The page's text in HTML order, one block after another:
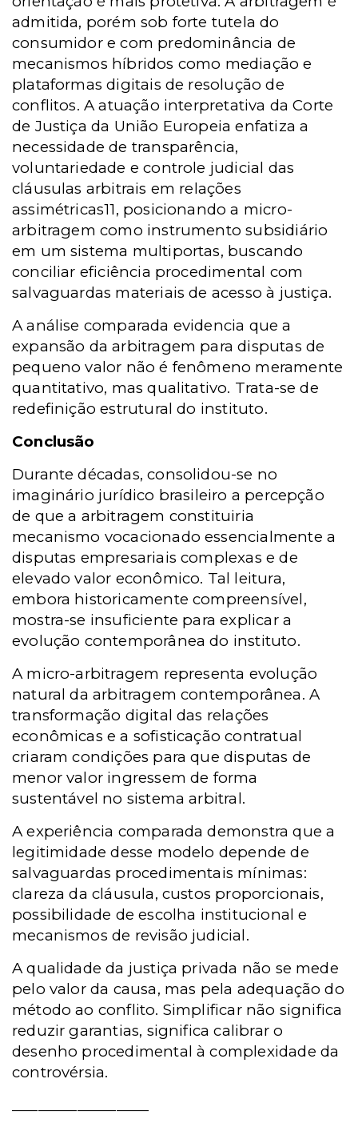
admitida, porém sob forte tutela do
consumidor e com predominância de
mecanismos híbridos como mediação e
plataformas digitais de resolução de
conflitos. A atuação interpretativa da Corte
de Justiça da União Europeia enfatiza a
necessidade de transparência,
voluntariedade e controle judicial das
cláusulas arbitrais em relações
assimétricas11, posicionando a micro-
arbitragem como instrumento subsidiário
em um sistema multiportas, buscando
conciliar eficiência procedimental com
salvaguardas materiais de acesso à justiça.
A análise comparada evidencia que a
expansão da arbitragem para disputas de
pequeno valor não é fenômeno meramente
quantitativo, mas qualitativo. Trata-se de
redefinição estrutural do instituto.
Conclusão
Durante décadas, consolidou-se no
imaginário jurídico brasileiro a percepção
de que a arbitragem constituiria
mecanismo vocacionado essencialmente a
disputas empresariais complexas e de
elevado valor econômico. Tal leitura,
embora historicamente compreensível,
mostra-se insuficiente para explicar a
evolução contemporânea do instituto.
A micro-arbitragem representa evolução
natural da arbitragem contemporânea. A
transformação digital das relações
econômicas e a sofisticação contratual
criaram condições para que disputas de
menor valor ingressem de forma
sustentável no sistema arbitral.
A experiência comparada demonstra que a
legitimidade desse modelo depende de
salvaguardas procedimentais mínimas:
clareza da cláusula, custos proporcionais,
possibilidade de escolha institucional e
mecanismos de revisão judicial.
A qualidade da justiça privada não se mede
pelo valor da causa, mas pela adequação do
método ao conflito. Simplificar não significa
reduzir garantias, significa calibrar o
desenho procedimental à complexidade da
controvérsia.